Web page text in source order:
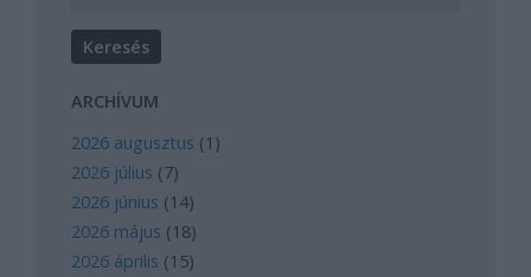
ARCHÍVUM
2026 augusztus (1 )
2026 július (7)
2026 június (14)
2026 május (18)
2026 április (15)